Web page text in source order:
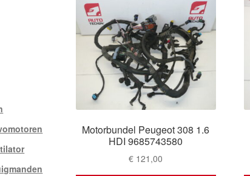
Motorbundel Peugeot 308 1.6
HDI 9685743580
€ 121,00